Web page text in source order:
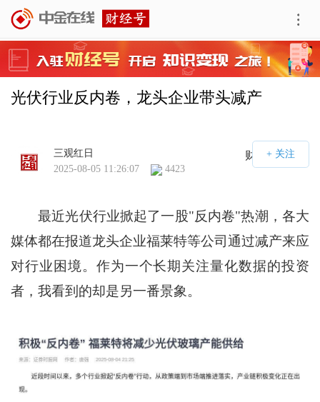
光伏行业反内卷，龙头企业带头减产
财经号APP
三观红日
2025-08-05 11:26:07
4423
最近光伏行业掀起了一股"反内卷"热潮，各大
媒体都在报道龙头企业福莱特等公司通过减产来应
对行业困境。作为一个长期关注量化数据的投资
者，我看到的却是另一番景象。